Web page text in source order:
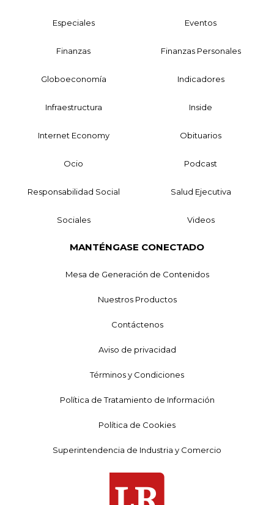
Especiales Eventos
Finanzas Finanzas Personales
Globoeconomía Indicadores
Infraestructura Inside
Internet Economy Obituarios
Ocio Podcast
Responsabilidad Social Salud Ejecutiva
Sociales Videos
MANTÉNGASE CONECTADO
Mesa de Generación de Contenidos
Nuestros Productos
Contáctenos
Aviso de privacidad
Términos y Condiciones
Política de Tratamiento de Información
Política de Cookies
Superintendencia de Industria y Comercio